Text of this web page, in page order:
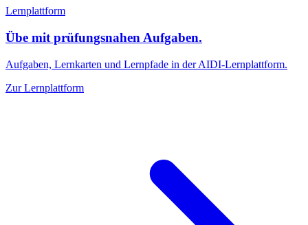
Lernplattform
Übe mit prüfungsnahen Aufgaben.
Aufgaben, Lernkarten und Lernpfade in der AIDI-Lernplattform.
Zur Lernplattform